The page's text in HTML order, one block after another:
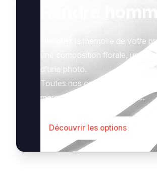
Rendre
Honorez la mémoire de votre
une composition florale, une
d'une photo.
Toutes nos options sont
marquer le geste qui compte.
Découvrir les options